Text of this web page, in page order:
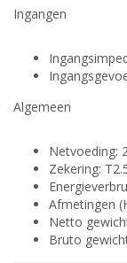
Ingangen
Algemeen
Netvoeding:
Zekering:
Afmetingen
Netto
Bruto